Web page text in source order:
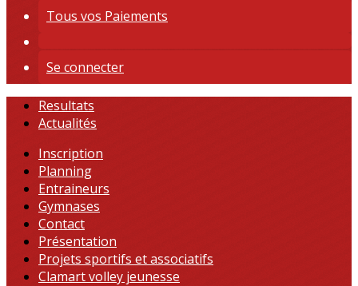
Tous vos Paiements
Se connecter
Resultats
Actualités
Inscription
Planning
Entraineurs
Gymnases
Contact
Présentation
Projets sportifs et associatifs
Clamart volley jeunesse